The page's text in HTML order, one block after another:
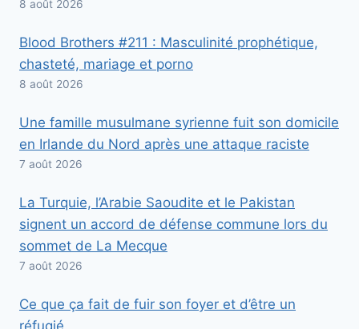
8 août 2026
Blood Brothers #211 : Masculinité prophétique,
chasteté, mariage et porno
8 août 2026
Une famille musulmane syrienne fuit son domicile
en Irlande du Nord après une attaque raciste
7 août 2026
La Turquie, l’Arabie Saoudite et le Pakistan
signent un accord de défense commune lors du
sommet de La Mecque
7 août 2026
Ce que ça fait de fuir son foyer et d’être un
réfugié